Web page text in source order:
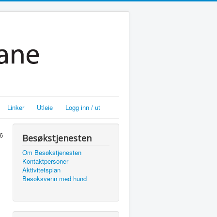
Linker Utleie Logg inn / ut
Besøkstjenesten
Om Besøkstjenesten
Kontaktpersoner
Aktivitetsplan
Besøksvenn med hund